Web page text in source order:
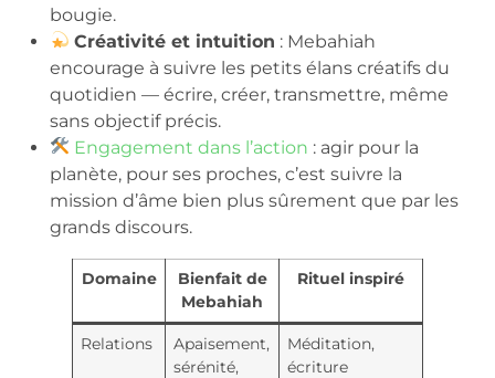
bougie.
Créativité et intuition : Mebahiah
encourage à suivre les petits élans créatifs du
quotidien — écrire, créer, transmettre, même
sans objectif précis.
Engagement dans l’action : agir pour la
planète, pour ses proches, c’est suivre la
mission d’âme bien plus sûrement que par les
grands discours.
Domaine
Bienfait de
Mebahiah
Rituel inspiré
Relations
Apaisement,
sérénité,
Méditation,
écriture